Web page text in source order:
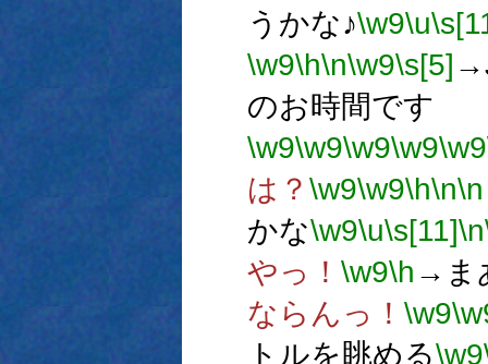
うかな♪\w9\u
\w9\h\n\w9\s[5]
のお時間です
\w9\w9\w9\w9\w9
は？ \w9\w9\h\n\n
かな\w9\u\s[11]\n
やっ！ \w9\h →ま
ならんっ！ \w9
トルを眺める\w9